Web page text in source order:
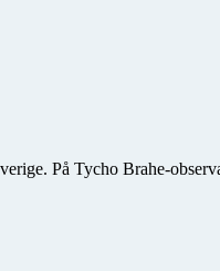
På Tycho Brahe-